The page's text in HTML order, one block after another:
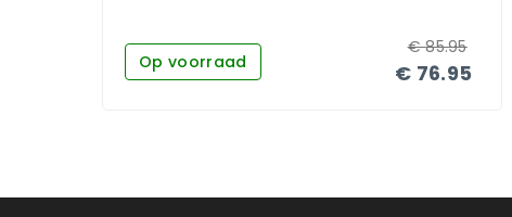
Op voorraad € 76.95
€85.95